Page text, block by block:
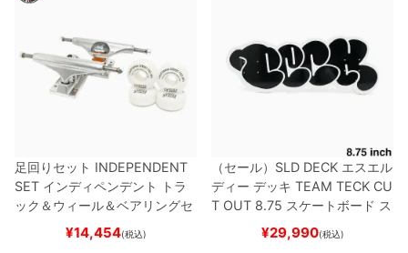
足回りセット INDEPENDENT
SET インディペンデント
トラ
ック＆ウィール＆ベアリングセ
（トリック用）
ード スケボー
¥14,454(税込)
（セール） SLD DECK エスエル
ディー デッキ TEAM TECK CU
T OUT 8.75 スケートボード ス
¥29,990(税込)